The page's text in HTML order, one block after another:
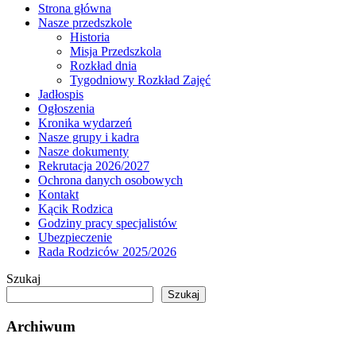
Strona główna
Nasze przedszkole
Historia
Misja Przedszkola
Rozkład dnia
Tygodniowy Rozkład Zajęć
Jadłospis
Ogłoszenia
Kronika wydarzeń
Nasze grupy i kadra
Nasze dokumenty
Rekrutacja 2026/2027
Ochrona danych osobowych
Kontakt
Kącik Rodzica
Godziny pracy specjalistów
Ubezpieczenie
Rada Rodziców 2025/2026
Szukaj
Szukaj
Archiwum